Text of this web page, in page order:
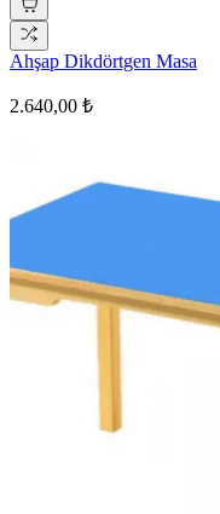
Ahşap Dikdörtgen Masa
2.640,00 ₺